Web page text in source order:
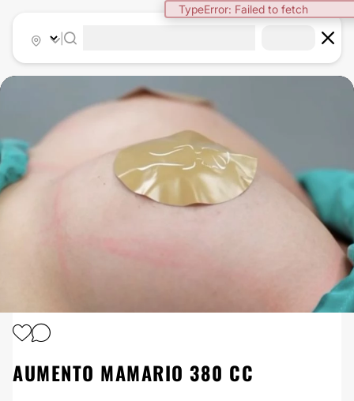
TypeError: Failed to fetch
AUMENTO MAMARIO 380 CC